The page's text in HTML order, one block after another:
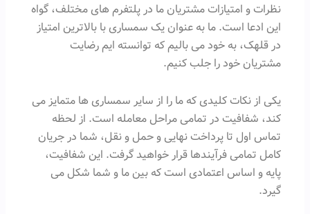
نظرات و امتیازات مشتریان ما در پلتفرم های مختلف، گواه
این ادعا است. ما به عنوان یک سمساری با بالاترین امتیاز
در قلهک، به خود می بالیم که توانسته ایم رضایت
مشتریان خود را جلب کنیم.
یکی از نکات کلیدی که ما را از سایر سمساری ها متمایز می
کند، شفافیت در تمامی مراحل معامله است. از لحظه
تماس اول تا پرداخت نهایی و حمل و نقل، شما در جریان
کامل تمامی فرآیندها قرار خواهید گرفت. این شفافیت،
پایه و اساس اعتمادی است که بین ما و شما شکل می
گیرد.